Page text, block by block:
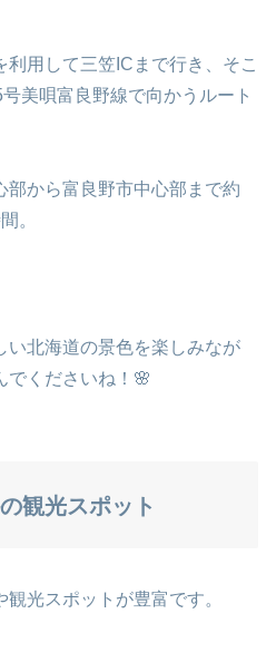
利用して三笠ICまで行き、そこ
美唄富良野線で向かうルート
部から富良野市中心部まで約
。
い北海道の景色を楽しみなが
でくださいね！🌸
観光スポット
光スポットが豊富です。